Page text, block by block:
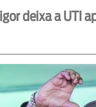
deixa a UTI